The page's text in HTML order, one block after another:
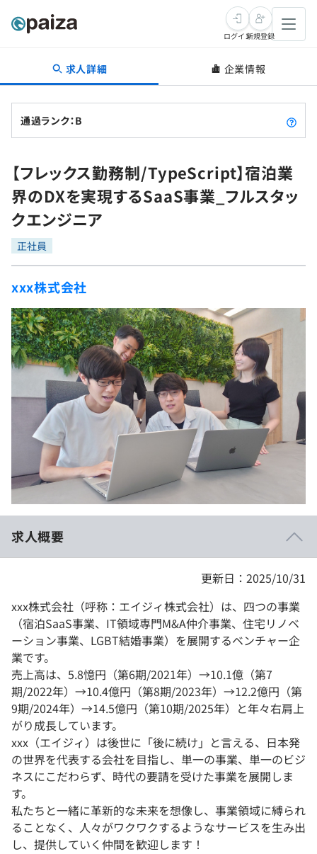
転職・キャリア
転職成功ガイド
転職エージェント
インタビュー
転職成功ガイド
新卒就活
求人検索
本選考
インターン
新卒エージェント
イベント・セミナー
インタビュー
就活成功ガイド
学習
問題集
4択課題
ナレッジ
リファレンス
プラン
個人向けプラン
法人向けプラン
学校向けプラン
契約内容・クーポン
プログラミング言語
評価結果一覧
再チャレンジ結果一覧
ゲーム・マンガ
Tech Team Journal
paiza times
paizaとは？
ログイン新規登録
求人詳細 企業情報
通過ランク：B
【フレックス勤務制/TypeScript】宿泊業
界のDXを実現するSaaS事業_フルスタッ
クエンジニア
正社員
xxx株式会社
求人概要
更新日：2025/10/31
xxx株式会社（呼称：エイジィ株式会社）は、四つの事業
（宿泊SaaS事業、IT領域専門M&A仲介事業、住宅リノベ
ーション事業、LGBT結婚事業）を展開するベンチャー企
業です。
売上高は、5.8憶円（第6期/2021年）→10.1億（第7
期/2022年）→10.4億円（第8期/2023年）→12.2億円（第
9期/2024年）→14.5億円（第10期/2025年）と年々右肩上
がり成長しています。
xxx（エイジィ）は後世に「後に続け」と言える、日本発
の世界を代表する会社を目指し、単一の事業、単一のビジ
ネスにこだわらず、時代の要請を受けた事業を展開しま
す。
私たちと一緒に革新的な未来を想像し、事業領域に縛られ
ることなく、人々がワクワクするようなサービスを生み出
し、提供していく仲間を歓迎します！